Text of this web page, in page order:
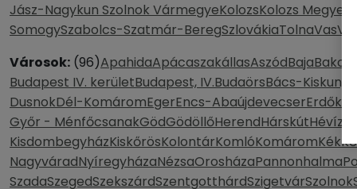
Jász-Nagykun Szolnok VármegyeKolozsKolozs Megye
SomogySzabolcs-Szatmár-BeregSzlovákiaTolnaVas
Városok: (96)ApahidaApácaszakállasAszódBaja
Budapest IV. kerületBudapest, IV.BudaörsBács-Kiskun,
DusnokDél-KomáromEgerEncs-Abaújdevecser
Győr - MénfőcsanakGödGödöllőHerendHárskútHévíz
KisdombegyházKiskőrösKolontárKomlóKomáromKék
NagyváradNyíregyházaNézsaOrosházaPannonhalma
SzadaSzegedSzekszárdSzentgotthárdSzigetvárSzolnok